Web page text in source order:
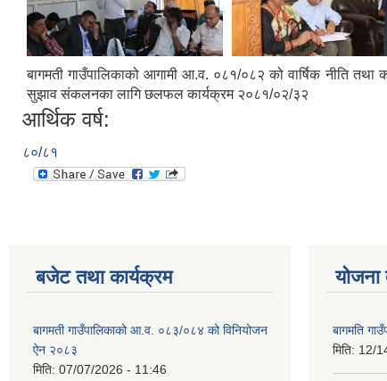
बागमती गाउँपालिकाको आगामी आ.व. ०८१/०८२ को वार्षिक नीति तथा
सुझाव संकलनका लागि छलफल कार्यक्रम २०८१/०२/३२
आर्थिक वर्ष:
८०/८१
बजेट तथा कार्यक्रम
बागमती गाउँपालिकाको आ.व. ०८३/०८४ को विनियोजन
ऐन २०८३
मिति: 07/07/2026 - 11:46
योजना
बागमति
मिति: 12/